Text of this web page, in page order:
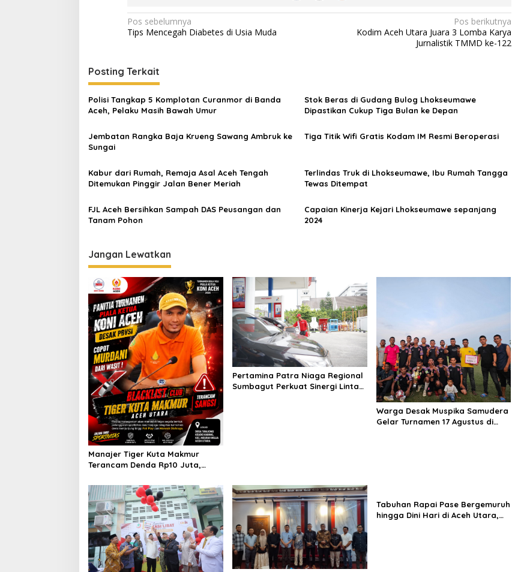
N
a
i
g
a
i
o
s
Pos sebelumnya
Tips Mencegah Diabetes di Usia Muda
Pos berikutnya
Kodim Aceh Utara Juara 3 Lomba Karya
Jurnalistik TMMD ke-122
Posting Terkait
Polisi Tangkap 5 Komplotan Curanmor di Banda
Aceh, Pelaku Masih Bawah Umur
Stok Beras di Gudang Bulog Lhokseumawe
Dipastikan Cukup Tiga Bulan ke Depan
Jembatan Rangka Baja Krueng Sawang Ambruk ke
Sungai
Tiga Titik Wifi Gratis Kodam IM Resmi Beroperasi
Kabur dari Rumah, Remaja Asal Aceh Tengah
Ditemukan Pinggir Jalan Bener Meriah
Terlindas Truk di Lhokseumawe, Ibu Rumah Tangga
Tewas Ditempat
FJL Aceh Bersihkan Sampah DAS Peusangan dan
Tanam Pohon
Capaian Kinerja Kejari Lhokseumawe sepanjang
2024
Jangan Lewatkan
Manajer Tiger Kuta Makmur
Terancam Denda Rp10 Juta,
KONI Aceh Akan Surati KONI
Pertamina Patra Niaga Regional
Sumbagut Perkuat Sinergi Lintas
Warga Desak Muspika Samudera
Gelar Turnamen 17 Agustus di
Tabuhan Rapai Pase Bergemuruh
hingga Dini Hari di Aceh Utara,